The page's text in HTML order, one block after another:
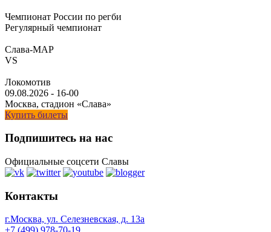
Чемпионат России по регби
Регулярный чемпионат
Слава-МАР
VS
Локомотив
09.08.2026 - 16-00
Москва, стадион «Слава»
Купить билеты
Подпишитесь на нас
Официальные соцсети Славы
Контакты
г.Москва, ул. Селезневская, д. 13a